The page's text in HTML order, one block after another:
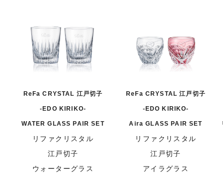
ReFa CRYSTAL 江戸切子
-EDO KIRIKO-
WATER GLASS PAIR SET
リファクリスタル
江戸切子
ウォーターグラス
ReFa CRYSTAL 江戸切子
-EDO KIRIKO-
Aira GLASS PAIR SET
リファクリスタル
江戸切子
アイラグラス